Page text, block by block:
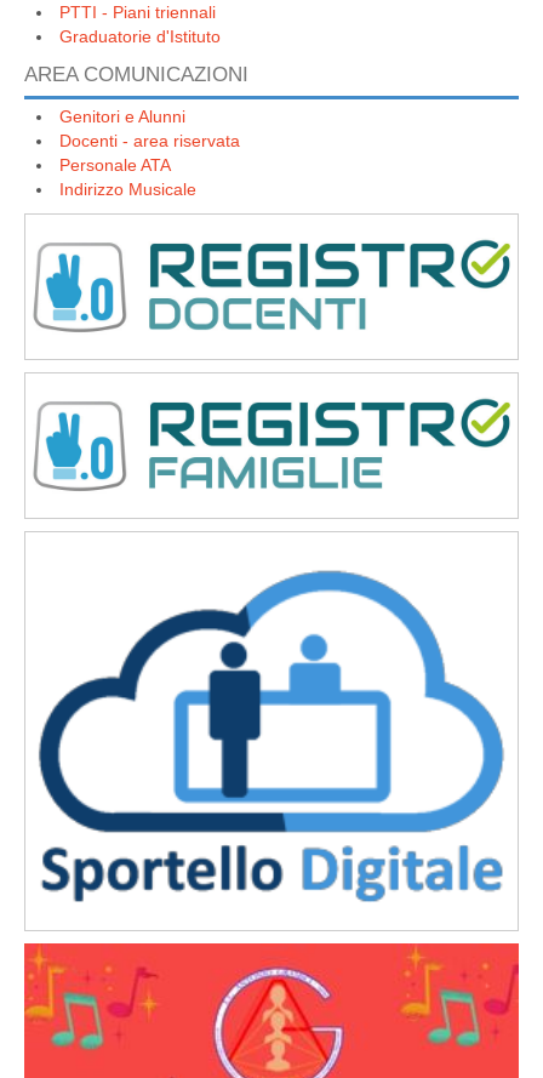
PTTI - Piani triennali
Graduatorie d'Istituto
AREA COMUNICAZIONI
Genitori e Alunni
Docenti - area riservata
Personale ATA
Indirizzo Musicale